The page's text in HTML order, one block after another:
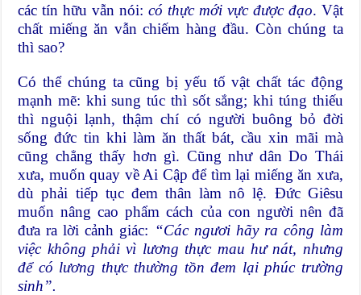
các tín hữu vẫn nói:có thực mới vực được đạo. Vật
chất miếng ăn vẫn chiếm hàng đầu. Còn chúng ta
thì sao?
Có thể chúng ta cũng bị yếu tố vật chất tác động
mạnh mẽ: khi sung túc thì sốt sắng; khi túng thiếu
thì nguội lạnh, thậm chí có người buông bỏ đời
sống đức tin khi làm ăn thất bát, cầu xin mãi mà
cũng chẳng thấy hơn gì. Cũng như dân Do Thái
xưa, muốn quay về Ai Cập để tìm lại miếng ăn xưa,
dù phải tiếp tục đem thân làm nô lệ. Đức Giêsu
muốn nâng cao phẩm cách của con người nên đã
đưa ra lời cảnh giác: “Các ngươi hãy ra công làm
việc không phải vì lương thực mau hư nát, nhưng
để có lương thực thường tồn đem lại phúc trường
sinh”.